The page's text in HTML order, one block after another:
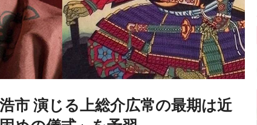
市 演じる上総介広常の最期は近